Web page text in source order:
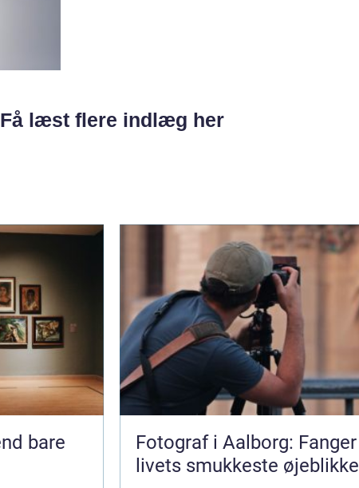
Få læst flere indlæg her
Fotograf i Aalborg: Fanger
livets smukkeste øjeblikke